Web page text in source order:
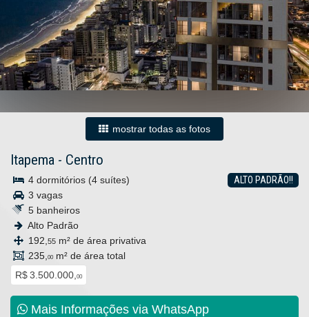
mostrar todas as fotos
Itapema - Centro
ALTO PADRÃO!!
4 dormitórios (4 suítes)
3 vagas
5 banheiros
Alto Padrão
192, 55 m² de área privativa
235, 00 m² de área total
R$ 3.500.000, 00
Mais Informações via WhatsApp